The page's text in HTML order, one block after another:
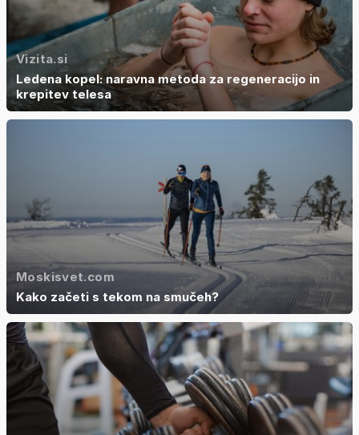
Vizita.si
Ledena kopel: naravna metoda za regeneracijo in
krepitev telesa
Moskisvet.com
Kako začeti s tekom na smučeh?